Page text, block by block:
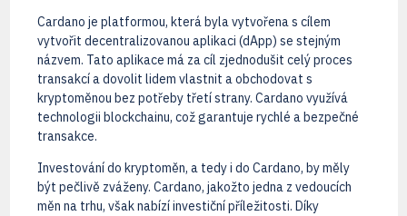
Cardano je platformou, která byla vytvořena s cílem
vytvořit decentralizovanou aplikaci (dApp) se stejným
názvem. Tato aplikace má za cíl zjednodušit celý proces
transakcí a dovolit lidem vlastnit a obchodovat s
kryptoměnou bez potřeby třetí strany. Cardano využívá
technologii blockchainu, což garantuje rychlé a bezpečné
transakce.
Investování do kryptoměn, a tedy i do Cardano, by měly
být pečlivě zváženy. Cardano, jakožto jedna z vedoucích
měn na trhu, však nabízí investiční příležitosti. Díky